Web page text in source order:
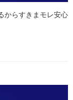
からすきまモレ安心